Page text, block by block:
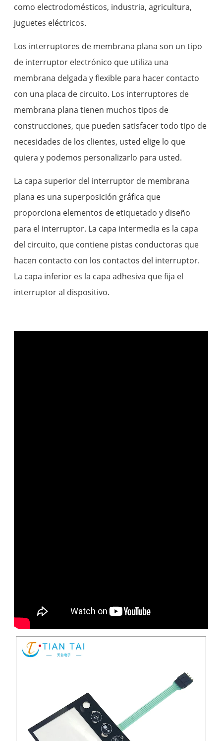
como electrodomésticos, industria, agricultura,
juguetes eléctricos.
Los interruptores de membrana plana son un tipo
de interruptor electrónico que utiliza una
membrana delgada y flexible para hacer contacto
con una placa de circuito. Los interruptores de
membrana plana tienen muchos tipos de
construcciones, que pueden satisfacer todo tipo de
necesidades de los clientes, usted elige lo que
quiera y podemos personalizarlo para usted.
La capa superior del interruptor de membrana
plana es una superposición gráfica que
proporciona elementos de etiquetado y diseño
para el interruptor. La capa intermedia es la capa
del circuito, que contiene pistas conductoras que
hacen contacto con los contactos del interruptor.
La capa inferior es la capa adhesiva que fija el
interruptor al dispositivo.